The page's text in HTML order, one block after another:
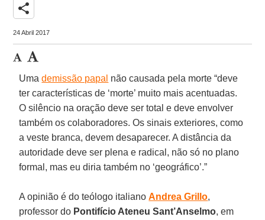
share
24 Abril 2017
Umademissão papal não causada pela morte “deve
ter características de ‘morte’ muito mais acentuadas.
O silêncio na oração deve ser total e deve envolver
também os colaboradores. Os sinais exteriores, como
a veste branca, devem desaparecer. A distância da
autoridade deve ser plena e radical, não só no plano
formal, mas eu diria também no ‘geográfico’.”
A opinião é do teólogo italianoAndrea Grillo,
professor do Pontifício Ateneu Sant’Anselmo, em